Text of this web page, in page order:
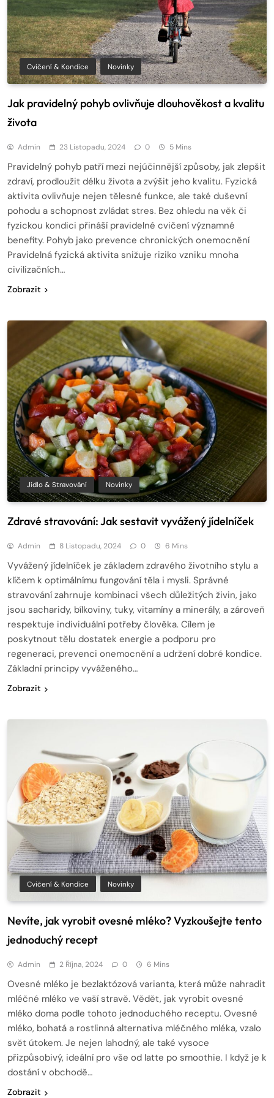
Cvičení & Kondice Novinky
Jak pravidelný pohyb ovlivňuje dlouhověkost a kvalitu
života
Admin 23 Listopadu, 2024 0 5 Mins
Pravidelný pohyb patří mezi nejúčinnější způsoby, jak zlepšit
zdraví, prodloužit délku života a zvýšit jeho kvalitu. Fyzická
aktivita ovlivňuje nejen tělesné funkce, ale také duševní
pohodu a schopnost zvládat stres. Bez ohledu na věk či
fyzickou kondici přináší pravidelné cvičení významné
benefity. Pohyb jako prevence chronických onemocnění
Pravidelná fyzická aktivita snižuje riziko vzniku mnoha
civilizačních…
Zobrazit
Jídlo & Stravování Novinky
Zdravé stravování: Jak sestavit vyvážený jídelníček
Admin 8 Listopadu, 2024 0 6 Mins
Vyvážený jídelníček je základem zdravého životního stylu a
klíčem k optimálnímu fungování těla i mysli. Správné
stravování zahrnuje kombinaci všech důležitých živin, jako
jsou sacharidy, bílkoviny, tuky, vitamíny a minerály, a zároveň
respektuje individuální potřeby člověka. Cílem je
poskytnout tělu dostatek energie a podporu pro
regeneraci, prevenci onemocnění a udržení dobré kondice.
Základní principy vyváženého…
Zobrazit
Cvičení & Kondice Novinky
Nevíte, jak vyrobit ovesné mléko? Vyzkoušejte tento
jednoduchý recept
Admin 2 Října, 2024 0 6 Mins
Ovesné mléko je bezlaktózová varianta, která může nahradit
mléčné mléko ve vaší stravě. Vědět, jak vyrobit ovesné
mléko doma podle tohoto jednoduchého receptu. Ovesné
mléko, bohatá a rostlinná alternativa mléčného mléka, vzalo
svět útokem. Je nejen lahodný, ale také vysoce
přizpůsobivý, ideální pro vše od latte po smoothie. I když je k
dostání v obchodě…
Zobrazit